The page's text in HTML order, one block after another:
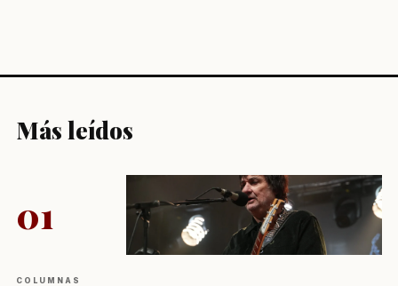
Más leídos
01
COLUMNAS